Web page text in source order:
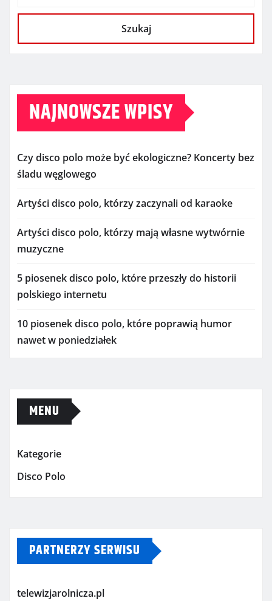
Szukaj
NAJNOWSZE WPISY
Czy disco polo może być ekologiczne? Koncerty bez
śladu węglowego
Artyści disco polo, którzy zaczynali od karaoke
Artyści disco polo, którzy mają własne wytwórnie
muzyczne
5 piosenek disco polo, które przeszły do historii
polskiego internetu
10 piosenek disco polo, które poprawią humor
nawet w poniedziałek
MENU
Kategorie
Disco Polo
PARTNERZY SERWISU
telewizjarolnicza.pl